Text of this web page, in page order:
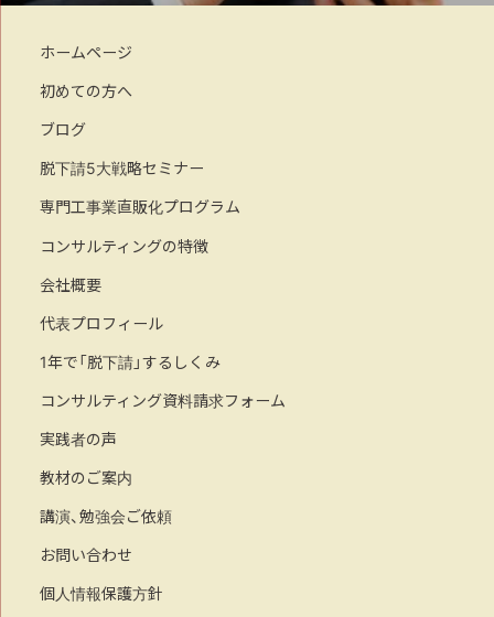
ホームページ
初めての方へ
ブログ
脱下請5大戦略セミナー
専門工事業直販化プログラム
コンサルティングの特徴
会社概要
代表プロフィール
1年で「脱下請」するしくみ
コンサルティング資料請求フォーム
実践者の声
教材のご案内
講演、勉強会ご依頼
お問い合わせ
個人情報保護方針